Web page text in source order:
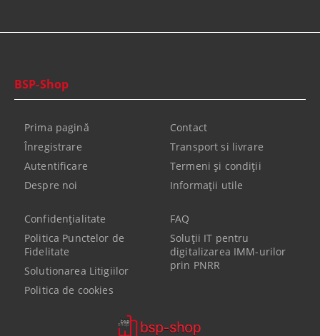
BSP-Shop
Prima pagină
Înregistrare
Autentificare
Despre noi
Contact
Transport si livrare
Termeni şi condiţii
Informaţii utile
Confidenţialitate
Politica Punctelor de
Fidelitate
Solutionarea Litigiilor
Politica de cookies
FAQ
Soluții IT pentru
digitalizarea IMM-urilor
prin PNRR